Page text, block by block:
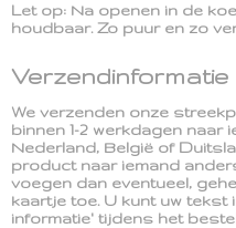
Let op: Na openen in de
houdbaar. Zo puur en zo
Verzendinformatie
We verzenden onze
binnen 1-2 werkdagen naar
Nederland, België of
product naar iemand
voegen dan eventueel,
kaartje toe. U kunt uw
informatie' tijdens het